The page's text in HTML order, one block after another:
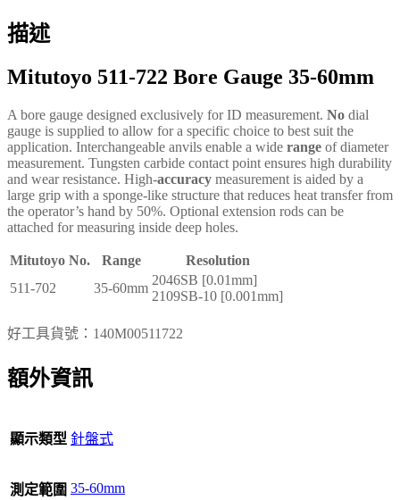
描述
Mitutoyo 511-722 Bore Gauge 35-60mm
A bore gauge designed exclusively for ID measurement. No dial
gauge is supplied to allow for a specific choice to best suit the
application. Interchangeable anvils enable a wide range of diameter
measurement. Tungsten carbide contact point ensures high durability
and wear resistance. High-accuracy measurement is aided by a
large grip with a sponge-like structure that reduces heat transfer from
the operator’s hand by 50%. Optional extension rods can be
attached for measuring inside deep holes.
Mitutoyo No. Range
Resolution
511-702
35-60mm
2046SB [0.01mm]
2109SB-10 [0.001mm]
好工具貨號： 140M00511722
額外資訊
顯示類型 針盤式
測定範圍 35-60mm